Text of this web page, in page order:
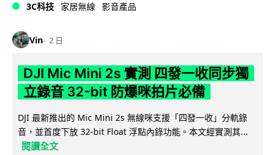
3C科技 家居無線 影音產品
Vin 2 日
DJI Mic Mini 2s 實測 四發一收同步獨
立錄音 32-bit 防爆咪拍片必備
DJI 最新推出的 Mic Mini 2s 無線咪支援「四發一收」分軌錄
音，並首度下放 32-bit Float 浮點內錄功能。本文經實測其...
閱讀全文